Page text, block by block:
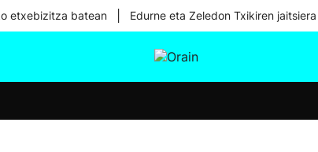
etxebizitza batean Edurne eta Zeledon Txikiren jaitsiera